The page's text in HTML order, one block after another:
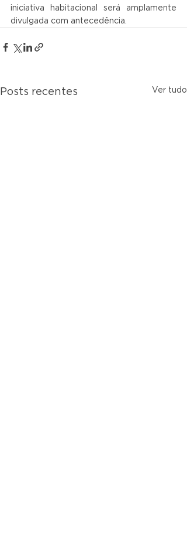
iniciativa habitacional será amplamente
divulgada com antecedência.
Posts recentes Ver tudo